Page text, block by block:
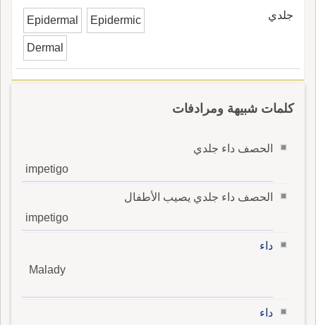
جلدي Epidermal Epidermic
Dermal
كلمات شبيهة ومرادفات
الحصف داء جلدي
impetigo
الحصف داء جلدي يصيب الأطفال
impetigo
داء
Malady
داء